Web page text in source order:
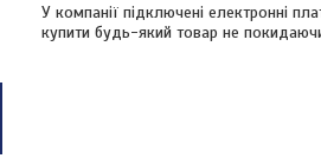
У компанії підключені електронні
купити будь-який товар не